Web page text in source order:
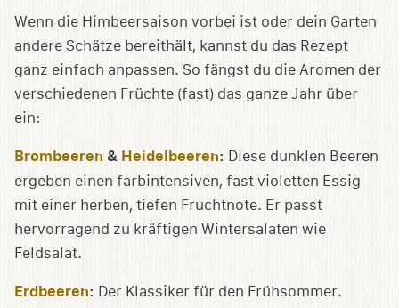
Wenn die Himbeersaison vorbei ist oder dein Garten
andere Schätze bereithält, kannst du das Rezept
ganz einfach anpassen. So fängst du die Aromen der
verschiedenen Früchte (fast) das ganze Jahr über
ein:
Brombeeren & Heidelbeeren: Diese dunklen Beeren
ergeben einen farbintensiven, fast violetten Essig
mit einer herben, tiefen Fruchtnote. Er passt
hervorragend zu kräftigen Wintersalaten wie
Feldsalat.
Erdbeeren: Der Klassiker für den Frühsommer.